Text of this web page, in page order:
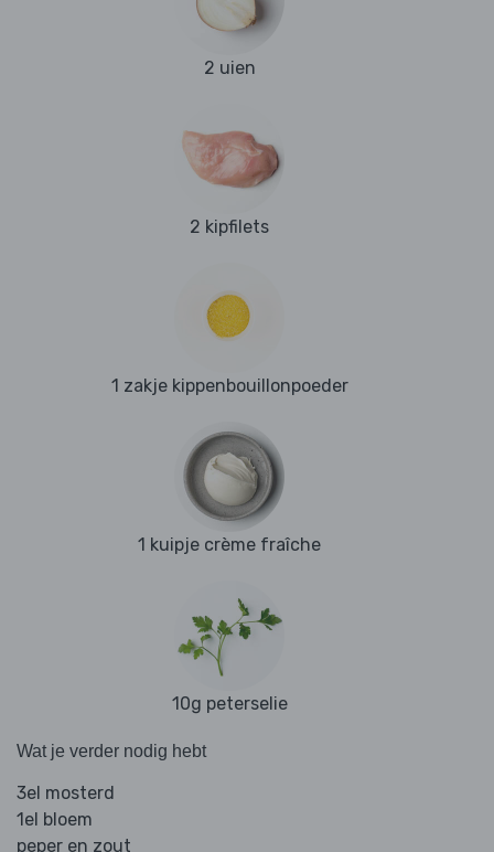
2 uien
2 kipfilets
1 zakje kippenbouillonpoeder
1 kuipje crème fraîche
10g peterselie
Wat je verder nodig hebt
3el mosterd
1el bloem
peper en zout